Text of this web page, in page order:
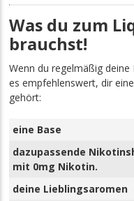
Was du zum
brauchst!
Wenn du regelmäßig
es empfehlenswert, dir
gehört:
eine Base
dazupassende
mit 0mg Nikotin.
deine Lieblingsaromen